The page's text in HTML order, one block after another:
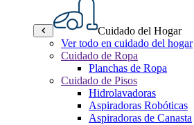
Cuidado del Hogar
Ver todo en cuidado del hogar
Cuidado de Ropa
Planchas de Ropa
Cuidado de Pisos
Hidrolavadoras
Aspiradoras Robóticas
Aspiradoras de Canasta